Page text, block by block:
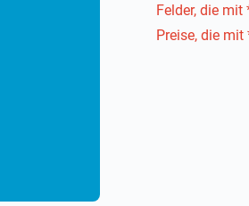
Felder, die
Preise, die